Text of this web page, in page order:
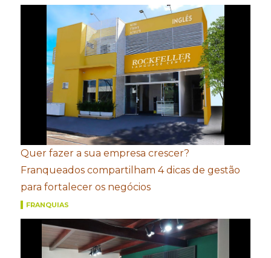
Quer fazer a sua empresa crescer?
Franqueados compartilham 4 dicas de gestão
para fortalecer os negócios
FRANQUIAS